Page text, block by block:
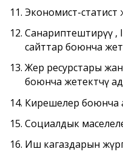
Экономист-статист
Санариптештирүү ,
сайттар боюнча
Жер ресурстары
боюнча жетектөөчү
Кирешелер боюнча
Социалдык
Иш кагаздарын